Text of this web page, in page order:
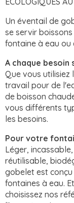
Un éventail de
se servir
fontaine à eau ou
A chaque besoin
Que vous
travail pour de
de boisson
vous différents
les besoins.
Pour votre
Léger,
réutilisable,
gobelet est
fontaines à eau.
choisissez nos